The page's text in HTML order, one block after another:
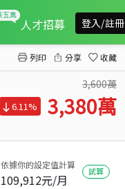
人才招募 登入/註冊
列印 分享 收藏
3,600萬
6.11% 3,380萬
依據你的設定值計算
109,912元/月
試算